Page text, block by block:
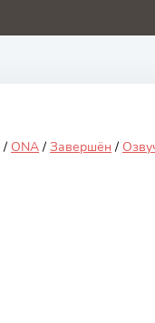
/ ONA / Завершён /